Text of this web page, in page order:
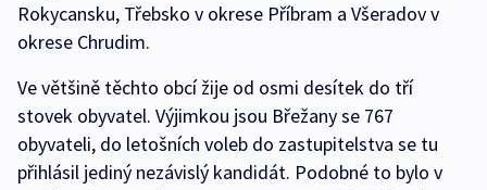
Rokycansku, Třebsko v okrese Příbram a Všeradov v
okrese Chrudim.
Ve většině těchto obcí žije od osmi desítek do tří
stovek obyvatel. Výjimkou jsou Břežany se 767
obyvateli, do letošních voleb do zastupitelstva se tu
přihlásil jediný nezávislý kandidát. Podobné to bylo v